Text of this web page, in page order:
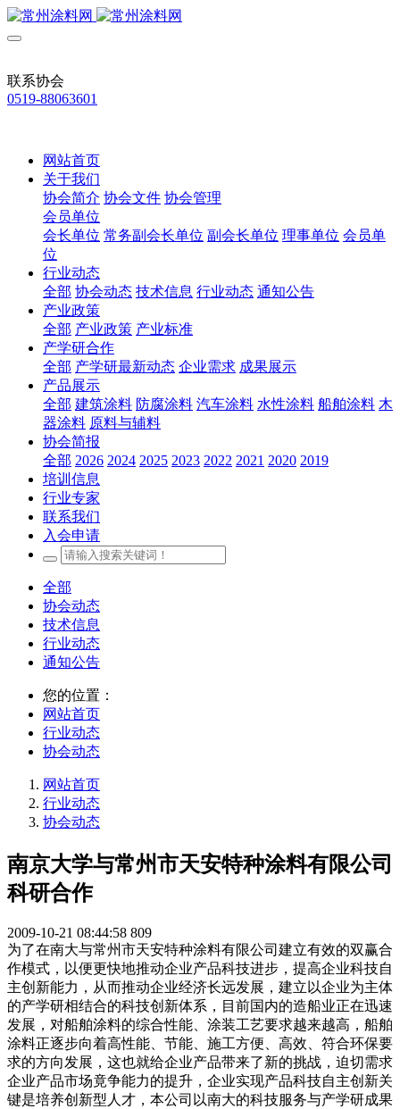
联系协会
0519-88063601
网站首页
关于我们
协会简介 协会文件 协会管理
会员单位
会长单位 常务副会长单位 副会长单位 理事单位 会员单
位
行业动态
全部 协会动态 技术信息 行业动态 通知公告
产业政策
全部 产业政策 产业标准
产学研合作
全部 产学研最新动态 企业需求 成果展示
产品展示
全部 建筑涂料 防腐涂料 汽车涂料 水性涂料 船舶涂料 木
器涂料 原料与辅料
协会简报
全部 2026 2024 2025 2023 2022 2021 2020 2019
培训信息
行业专家
联系我们
入会申请
全部
协会动态
技术信息
行业动态
通知公告
您的位置：
网站首页
行业动态
协会动态
网站首页
行业动态
协会动态
南京大学与常州市天安特种涂料有限公司
科研合作
2009-10-21 08:44:58 809
为了在南大与常州市天安特种涂料有限公司建立有效的双赢合
作模式，以便更快地推动企业产品科技进步，提高企业科技自
主创新能力，从而推动企业经济长远发展，建立以企业为主体
的产学研相结合的科技创新体系，目前国内的造船业正在迅速
发展，对船舶涂料的综合性能、涂装工艺要求越来越高，船舶
涂料正逐步向着高性能、节能、施工方便、高效、符合环保要
求的方向发展，这也就给企业产品带来了新的挑战，迫切需求
企业产品市场竟争能力的提升，企业实现产品科技自主创新关
键是培养创新型人才，本公司以南大的科技服务与产学研成果